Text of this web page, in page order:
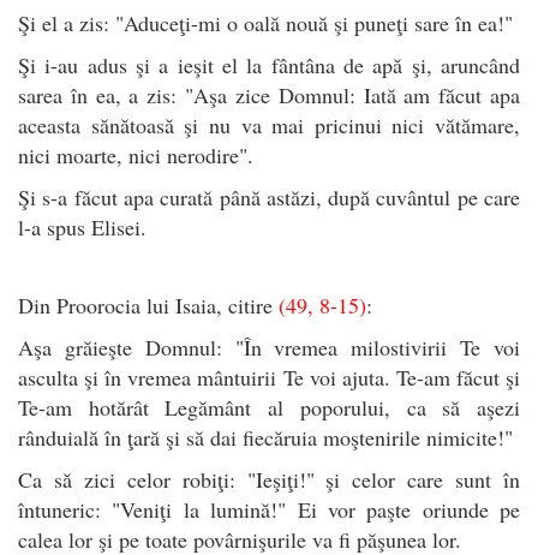
Şi el a zis: "Aduceţi-mi o oală nouă şi puneţi sare în ea!"
Şi i-au adus şi a ieşit el la fântâna de apă şi, aruncând
sarea în ea, a zis: "Aşa zice Domnul: Iată am făcut apa
aceasta sănătoasă şi nu va mai pricinui nici vătămare,
nici moarte, nici nerodire".
Şi s-a făcut apa curată până astăzi, după cuvântul pe care
l-a spus Elisei.
Din Proorocia lui Isaia, citire (49, 8-15):
Aşa grăieşte Domnul: "În vremea milostivirii Te voi
asculta şi în vremea mântuirii Te voi ajuta. Te-am făcut şi
Te-am hotărât Legământ al poporului, ca să aşezi
rânduială în ţară şi să dai fiecăruia moştenirile nimicite!"
Ca să zici celor robiţi: "Ieşiţi!" şi celor care sunt în
întuneric: "Veniţi la lumină!" Ei vor paşte oriunde pe
calea lor şi pe toate povârnişurile va fi păşunea lor.